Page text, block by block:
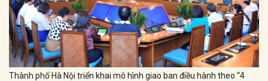
Thành phố Hà Nội triển khai mô hình giao ban điều hành theo “4